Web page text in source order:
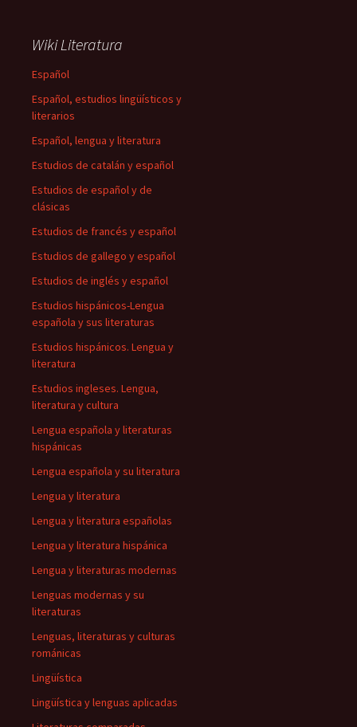
Wiki Literatura
Español
Español, estudios lingüísticos y
literarios
Español, lengua y literatura
Estudios de catalán y español
Estudios de español y de
clásicas
Estudios de francés y español
Estudios de gallego y español
Estudios de inglés y español
Estudios hispánicos-Lengua
española y sus literaturas
Estudios hispánicos. Lengua y
literatura
Estudios ingleses. Lengua,
literatura y cultura
Lengua española y literaturas
hispánicas
Lengua española y su literatura
Lengua y literatura
Lengua y literatura españolas
Lengua y literatura hispánica
Lengua y literaturas modernas
Lenguas modernas y su
literaturas
Lenguas, literaturas y culturas
románicas
Lingüística
Lingüística y lenguas aplicadas